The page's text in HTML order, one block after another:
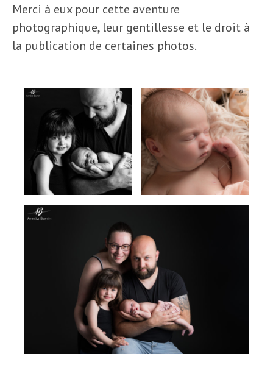
Merci à eux pour cette aventure
photographique, leur gentillesse et le droit à
la publication de certaines photos.